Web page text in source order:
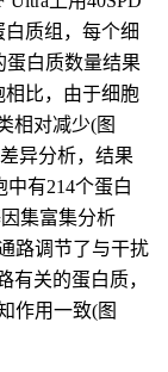
白质组，每个细
蛋白质数量结果
相比，由于细胞
相对减少(图
异分析，结果
有214个蛋白
集富集分析
路调节了与干扰
有关的蛋白质，
作用一致(图